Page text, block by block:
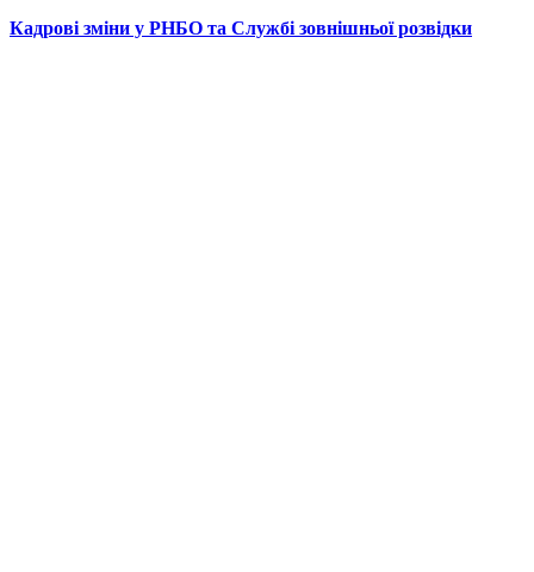
Кадрові зміни у РНБО та Службі зовнішньої розвідки